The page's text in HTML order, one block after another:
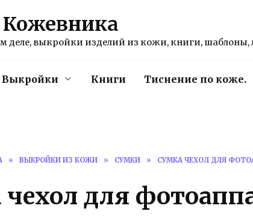
деле, выкройки изделий из кожи, книги, шаблоны,
Выкройки Книги Тиснение по коже.
» ВЫКРОЙКИ ИЗ КОЖИ » СУМКИ » СУМКА ЧЕХОЛ ДЛЯ
для